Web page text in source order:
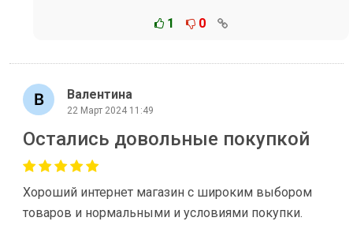
1 0
Валентина
22 Март 2024 11:49
Остались довольные покупкой
Хороший интернет магазин с широким выбором
товаров и нормальными и условиями покупки.